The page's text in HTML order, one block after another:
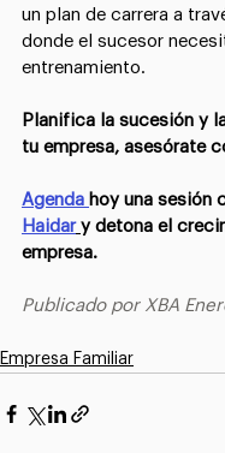
un plan de carrera a
donde el sucesor
entrenamiento.⠀
Planifica la sucesión y
tu empresa, asesórate
Agenda hoy una sesión
Haidar y detona el
empresa.
Publicado por XBA
Empresa Familiar